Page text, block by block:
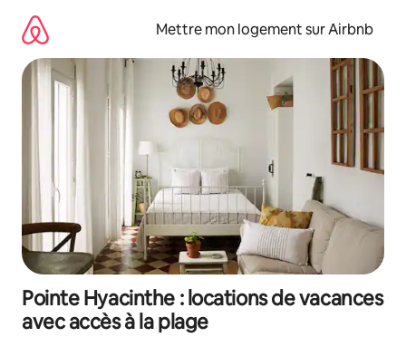
directement
contenu
Mettre mon logement sur Airbnb
Pointe Hyacinthe : locations de vacances
avec accès à la plage